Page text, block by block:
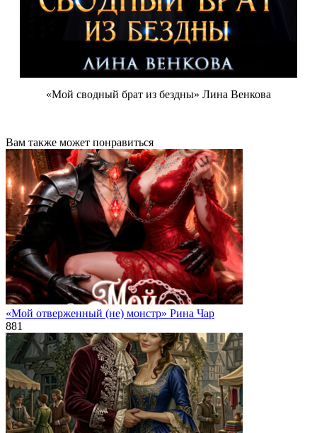
«Мой сводный брат из бездны» Лина Венкова
Вам также может понравиться
«Мой отверженный (не) монстр» Рина Чар
881